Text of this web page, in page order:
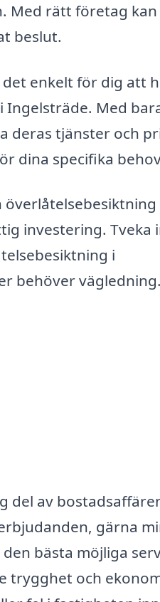
Med rätt företag
beslut.
det enkelt för dig att
Med
deras tjänster och
dina specifika
investering. Tveka
i
behöver
del av
gärna
bästa möjliga
trygghet och